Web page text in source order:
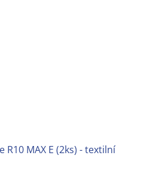
R10 MAX E (2ks) - textilní